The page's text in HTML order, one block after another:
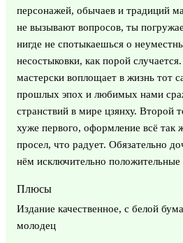
персонажей, обычаев и традиций
не вызывают вопросов, ты
нигде не спотыкаешься о
несостыковки, как порой
мастерски воплощает в жизнь тот
прошлых эпох и любимых нами
странствий в мире цзянху. Второй
хуже первого, оформление всё так
просел, что радует. Обязательно
нём исключительно положительные
Плюсы
Издание качественное, с белой
молодец